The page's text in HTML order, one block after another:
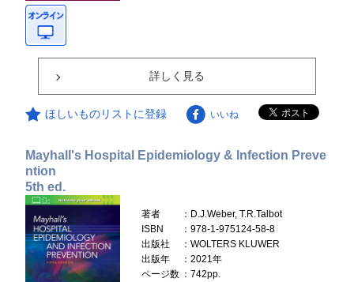
詳しく見る
ほしいものリストに登録 いいね
Mayhall's Hospital Epidemiology & Infection Preve
ntion
5th ed.
著者
：D.J.Weber, T.R.Talbot
ISBN
：978-1-975124-58-8
出版社
：WOLTERS KLUWER
出版年
：2021年
ページ数 ：742pp.